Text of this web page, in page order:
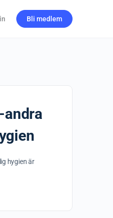
Bli medlem
andra
hygien är